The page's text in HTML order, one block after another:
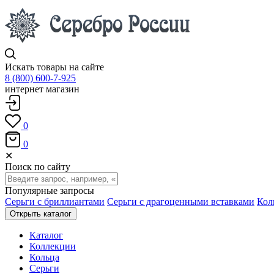
Искать товары на сайте
8 (800) 600-7-925
интернет магазин
0
0
✕
Поиск по сайту
Популярные запросы
Серьги с бриллиантами Серьги с драгоценными вставками
Открыть каталог
Каталог
Коллекции
Кольца
Серьги